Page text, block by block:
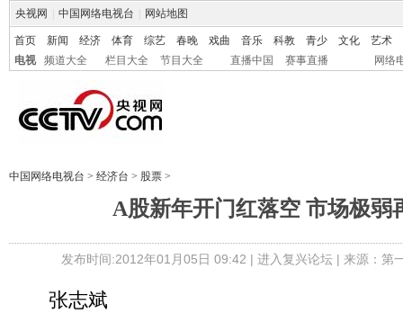
央视网 中国网络电视台 网站地图
首页 新闻 经济 体育 综艺 春晚 戏曲 音乐 科教 青少 文化
艺术
电视
频道大全 栏目大全 节目大全 直播中国 赛事直播 网络
中国网络电视台 > 经济台 > 股票 >
A股新年开门红落空 市场极弱
发布时间:2012年01月05日 09:42 | 进入复兴论坛| 来源：第
张志斌